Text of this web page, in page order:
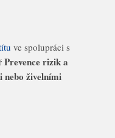
ve spolupráci s
Prevence rizik a
nebo živelními